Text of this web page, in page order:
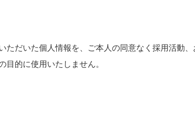
ただいた個人情報を、ご本人の同意なく採用活動、
的に使用いたしません。